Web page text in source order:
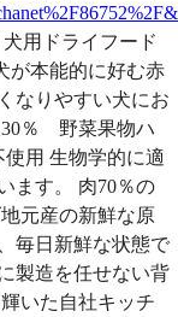
用ドライフード
が本能的に好む赤
なりやすい犬にお
％ 野菜果物ハ
用 生物学的に適
ます。 肉70％の
元産の新鮮な原
毎日新鮮な状態で
製造を任せない背
いた自社キッチ